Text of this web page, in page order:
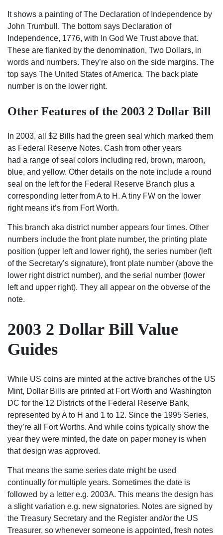
It shows a painting of The Declaration of Independence by
John Trumbull. The bottom says Declaration of
Independence, 1776, with In God We Trust above that.
These are flanked by the denomination, Two Dollars, in
words and numbers. They’re also on the side margins. The
top says The United States of America. The back plate
number is on the lower right.
Other Features of the 2003 2 Dollar Bill
In 2003, all $2 Bills had the green seal which marked them
as Federal Reserve Notes. Cash from other years
had a range of seal colors including red, brown, maroon,
blue, and yellow. Other details on the note include a round
seal on the left for the Federal Reserve Branch plus a
corresponding letter from A to H. A tiny FW on the lower
right means it’s from Fort Worth.
This branch aka district number appears four times. Other
numbers include the front plate number, the printing plate
position (upper left and lower right), the series number (left
of the Secretary’s signature), front plate number (above the
lower right district number), and the serial number (lower
left and upper right). They all appear on the obverse of the
note.
2003 2 Dollar Bill Value
Guides
While US coins are minted at the active branches of the US
Mint, Dollar Bills are printed at Fort Worth and Washington
DC for the 12 Districts of the Federal Reserve Bank,
represented by A to H and 1 to 12. Since the 1995 Series,
they’re all Fort Worths. And while coins typically show the
year they were minted, the date on paper money is when
that design was approved.
That means the same series date might be used
continually for multiple years. Sometimes the date is
followed by a letter e.g. 2003A. This means the design has
a slight variation e.g. new signatories. Notes are signed by
the Treasury Secretary and the Register and/or the US
Treasurer, so whenever someone is appointed, fresh notes